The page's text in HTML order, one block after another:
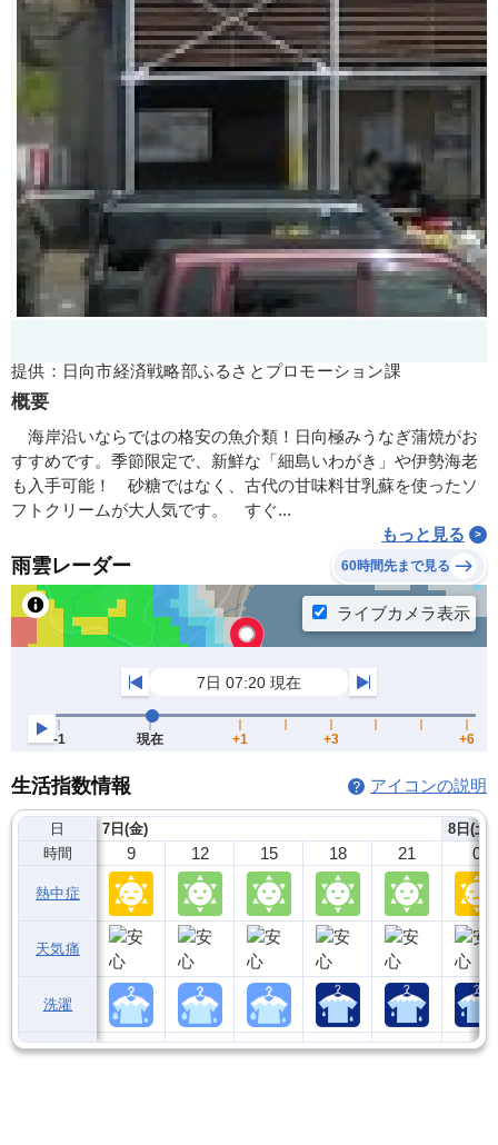
提供：日向市経済戦略部ふるさとプロモーション課
概要
海岸沿いならではの格安の魚介類！日向極みうなぎ蒲焼がお
すすめです。季節限定で、新鮮な「細島いわがき」や伊勢海老
も入手可能！ 砂糖ではなく、古代の甘味料甘乳蘇を使ったソ
フトクリームが大人気です。 すぐ...
もっと見る
雨雲レーダー 60時間先まで見る
生活指数情報 アイコンの説明
日
時間
熱中症
天気痛
洗濯
7日(金)
9 12 15 18 21
8日(土)
0